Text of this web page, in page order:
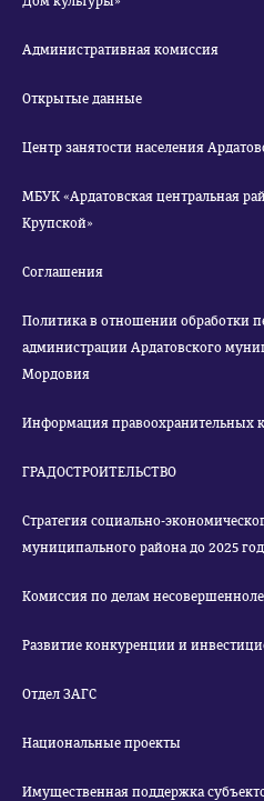
Административная комиссия
Открытые данные
Центр занятости населения
МБУК «Ардатовская центральная
Крупской»
Соглашения
Политика в отношении обработки
администрации Ардатовского
Мордовия
Информация правоохранительных
ГРАДОСТРОИТЕЛЬСТВО
Стратегия социально-
муниципального района до 2025
Комиссия по делам
Развитие конкуренции и
Отдел ЗАГС
Национальные проекты
Имущественная поддержка